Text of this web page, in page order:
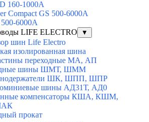
160-1000A
Compact GS 500-6000A
6000A
LIFE ELECTRO
▼
шин Life Electro
изолированная шина
переходные МА, АП
шины ШМТ, ШММ
ШК, ШПП, ШПР
шины АД31Т, АД0
компенсаторы КША, КШМ,
прокат